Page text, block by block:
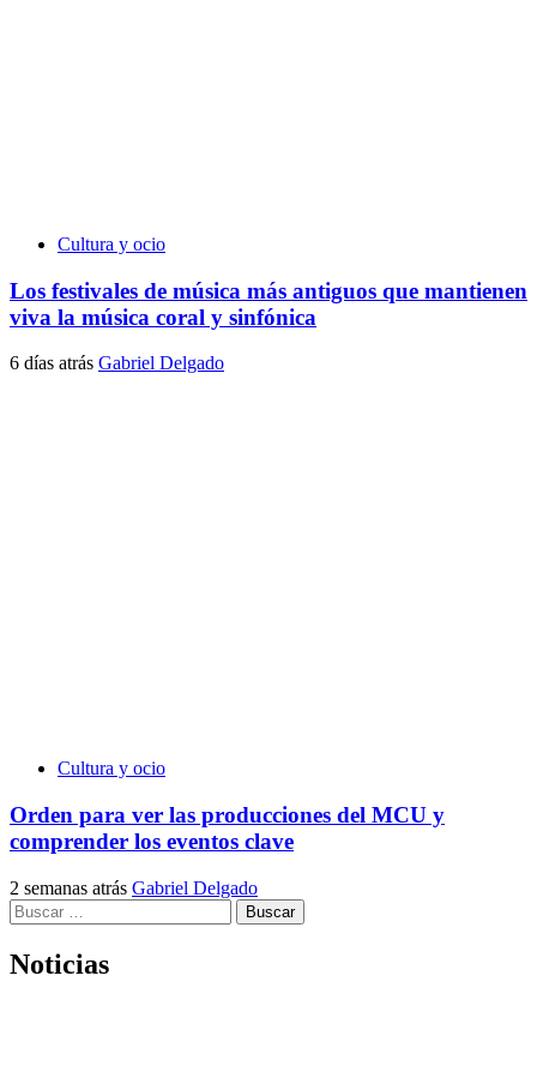
Cultura y ocio
Los festivales de música más antiguos que mantienen
viva la música coral y sinfónica
6 días atrás Gabriel Delgado
Cultura y ocio
Orden para ver las producciones del MCU y
comprender los eventos clave
2 semanas atrás Gabriel Delgado
Buscar:
Noticias